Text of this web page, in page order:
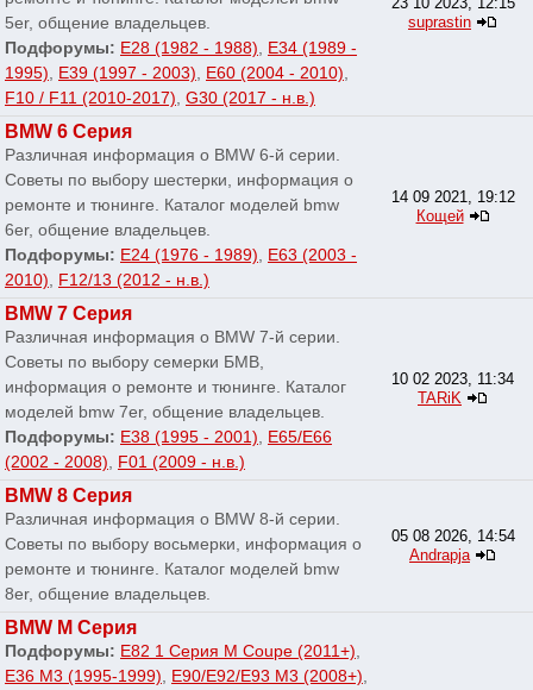
5er, общение владельцев.
Подфорумы: E28 (1982 - 1988), E34 (1989 -
1995), E39 (1997 - 2003), E60 (2004 - 2010),
F10 / F11 (2010-2017), G30 (2017 - н.в.)
suprastin
BMW 6 Серия
Различная информация о BMW 6-й серии.
Советы по выбору шестерки, информация о
ремонте и тюнинге. Каталог моделей bmw
6er, общение владельцев.
Подфорумы: E24 (1976 - 1989), E63 (2003 -
2010), F12/13 (2012 - н.в.)
14 09 2021, 19:12
Кощей
BMW 7 Серия
Различная информация о BMW 7-й серии.
Советы по выбору семерки БМВ,
информация о ремонте и тюнинге. Каталог
моделей bmw 7er, общение владельцев.
Подфорумы: E38 (1995 - 2001), E65/E66
(2002 - 2008), F01 (2009 - н.в.)
10 02 2023, 11:34
TARiK
BMW 8 Серия
Различная информация о BMW 8-й серии.
Советы по выбору восьмерки, информация о
ремонте и тюнинге. Каталог моделей bmw
8er, общение владельцев.
05 08 2026, 14:54
Andrapja
BMW M Серия
Подфорумы: E82 1 Серия M Coupe (2011+),
E36 M3 (1995-1999), E90/E92/E93 M3 (2008+),